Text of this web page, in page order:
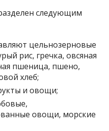
следующим
цельнозерновые
рис, гречка, овсяная
пшеница, пшено,
хлеб;
и овощи;
овощи, морские